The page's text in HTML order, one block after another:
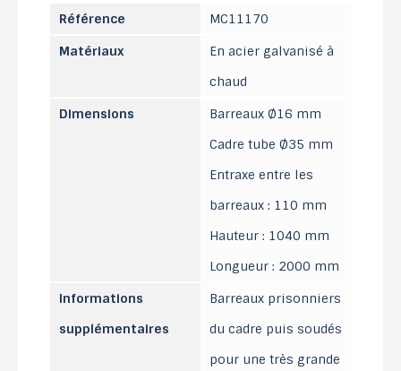
Référence
MC11170
Matériaux
En acier galvanisé à
chaud
Dimensions
Barreaux Ø16 mm
Cadre tube Ø35 mm
Entraxe entre les
barreaux : 110 mm
Hauteur : 1040 mm
Longueur : 2000 mm
Informations
supplémentaires
Barreaux prisonniers
du cadre puis soudés
pour une très grande